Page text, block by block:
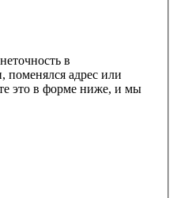
в
поменялся адрес или
это в форме ниже, и мы